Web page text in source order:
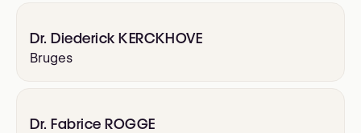
Dr. Diederick KERCKHOVE
Bruges
Dr. Fabrice ROGGE